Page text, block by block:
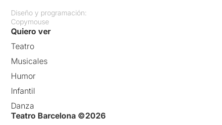
Diseño y programación:
Copymouse
Quiero ver
Teatro
Musicales
Humor
Infantil
Danza
Teatro Barcelona ©2026